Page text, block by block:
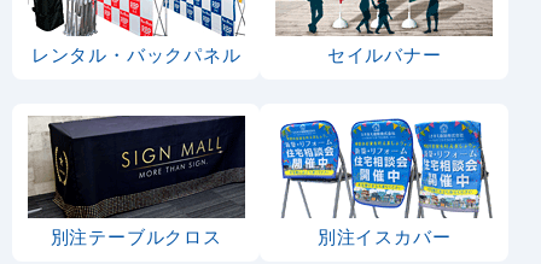
レンタル・バックパネル セイルバナー
別注テーブルクロス 別注イスカバー